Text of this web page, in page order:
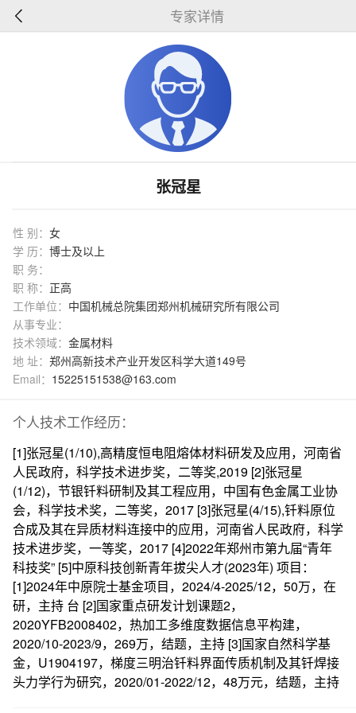
专家详情
张冠星
性 别： 女
学 历： 博士及以上
职 务：
职 称： 正高
工作单位： 中国机械总院集团郑州机械研究所有限公司
从事专业：
技术领域： 金属材料
地 址： 郑州高新技术产业开发区科学大道149号
Email： 15225151538@163.com
个人技术工作经历：
[1]张冠星(1/10),高精度恒电阻熔体材料研发及应用，河南省
人民政府，科学技术进步奖，二等奖,2019 [2]张冠星
(1/12)，节银钎料研制及其工程应用，中国有色金属工业协
会，科学技术奖，二等奖，2017 [3]张冠星(4/15),钎料原位
合成及其在异质材料连接中的应用，河南省人民政府，科学
技术进步奖，一等奖，2017 [4]2022年郑州市第九届“青年
科技奖” [5]中原科技创新青年拔尖人才(2023年) 项目：
[1]2024年中原院士基金项目，2024/4-2025/12，50万，在
研，主持 台 [2]国家重点研发计划课题2，
2020YFB2008402，热加工多维度数据信息平构建，
2020/10-2023/9，269万，结题，主持 [3]国家自然科学基
金，U1904197，梯度三明治钎料界面传质机制及其钎焊接
头力学行为研究，2020/01-2022/12，48万元，结题，主持